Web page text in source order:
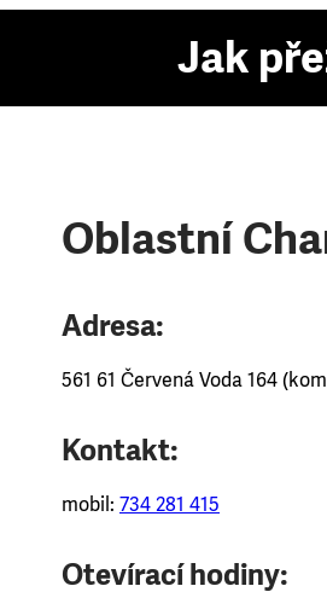
Jak
Oblastní
Adresa:
561 61 Červená Voda 164
Kontakt:
mobil: 734 281 415
Otevírací hodiny: